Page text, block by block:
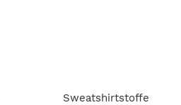
Sweatshirtstoffe